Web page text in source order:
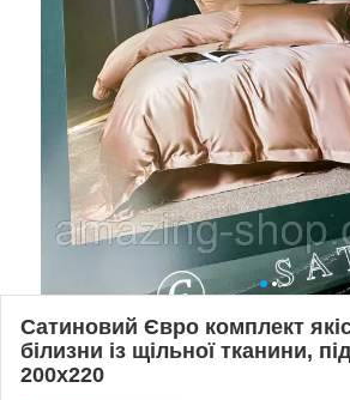
Сатиновий Євро комплект
білизни із щільної тканини,
200х220